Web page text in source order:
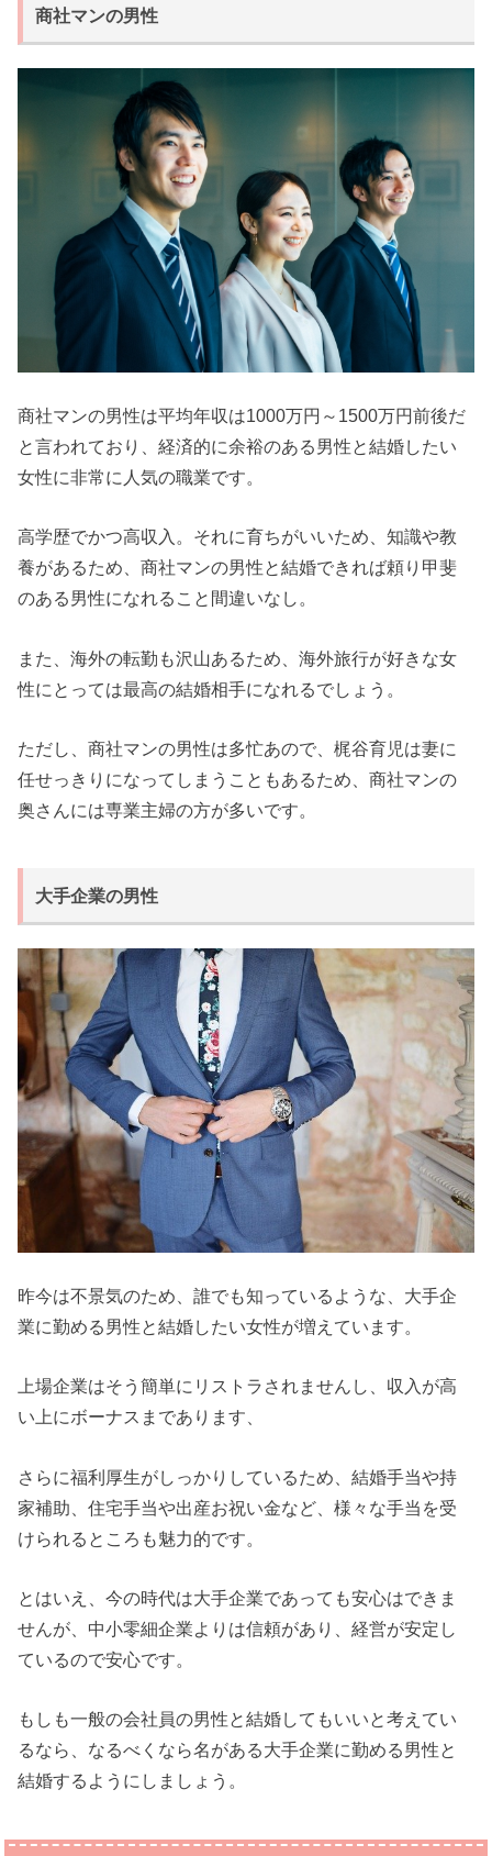
商社マンの男性
商社マンの男性は平均年収は1000万円～1500万円前後だ
と言われており、経済的に余裕のある男性と結婚したい
女性に非常に人気の職業です。
高学歴でかつ高収入。それに育ちがいいため、知識や教
養があるため、商社マンの男性と結婚できれば頼り甲斐
のある男性になれること間違いなし。
また、海外の転勤も沢山あるため、海外旅行が好きな女
性にとっては最高の結婚相手になれるでしょう。
ただし、商社マンの男性は多忙あので、梶谷育児は妻に
任せっきりになってしまうこともあるため、商社マンの
奥さんには専業主婦の方が多いです。
大手企業の男性
昨今は不景気のため、誰でも知っているような、大手企
業に勤める男性と結婚したい女性が増えています。
上場企業はそう簡単にリストラされませんし、収入が高
い上にボーナスまであります、
さらに福利厚生がしっかりしているため、結婚手当や持
家補助、住宅手当や出産お祝い金など、様々な手当を受
けられるところも魅力的です。
とはいえ、今の時代は大手企業であっても安心はできま
せんが、中小零細企業よりは信頼があり、経営が安定し
ているので安心です。
もしも一般の会社員の男性と結婚してもいいと考えてい
るなら、なるべくなら名がある大手企業に勤める男性と
結婚するようにしましょう。